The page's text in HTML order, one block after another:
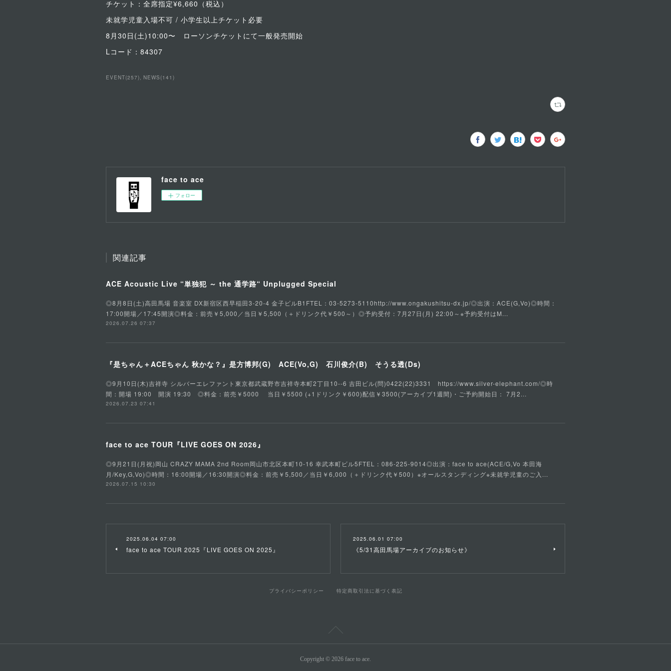
チケット：全席指定¥6,660（税込）
未就学児童入場不可 / 小学生以上チケット必要
8月30日(土)10:00〜 ローソンチケットにて一般発売開始
Lコード：84307
EVENT(257) NEWS (141 )
face to ace
フォロー
関連記事
ACE Acoustic Live “単独犯 ～ the 通学路“ Unplugged Special
◎8月8日(土)高田馬場 音楽室 DX新宿区西早稲田3-20-4 金子ビルB1FTEL：03-5273-5110http://www.ongakushitsu-dx.jp/◎出演：ACE(G,Vo)◎時間：
17:00開場／17:45開演◎料金：前売￥5,000／当日￥5,500（＋ドリンク代￥500～）◎予約受付：7月27日(月) 22:00～※予約受付はM...
2026.07.26 07:37
『是ちゃん＋ACEちゃん 秋かな？』是方博邦(G) ACE(Vo,G) 石川俊介(B) そうる透(Ds)
◎9月10日(木)吉祥寺 シルバーエレファント東京都武蔵野市吉祥寺本町2丁目10--6 吉田ビル(問)0422(22)3331 https://www.silver-elephant.com/◎時
間：開場 19:00 開演 19:30 ◎料金：前売￥5000 当日￥5500 (+1ドリンク￥600)配信￥3500(アーカイブ1週間)・ご予約開始日： 7月2...
2026.07.23 07:41
face to ace TOUR『LIVE GOES ON 2026』
◎9月21日(月祝)岡山 CRAZY MAMA 2nd Room岡山市北区本町10-16 幸武本町ビル5FTEL：086-225-9014◎出演：face to ace(ACE/G,Vo 本田海
月/Key,G,Vo)◎時間：16:00開場／16:30開演◎料金：前売￥5,500／当日￥6,000（＋ドリンク代￥500）※オールスタンディング※未就学児童のご入...
2026.07.15 10:30
2025.06.04 07:00
face to ace TOUR 2025『LIVE GOES ON 2025』
2025.06.01 07:00
《5/31高田馬場アーカイブのお知らせ》
プライバシーポリシー 特定商取引法に基づく表記
Copyright © 2026 face to ace.